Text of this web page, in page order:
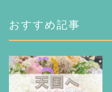
おすすめ記事